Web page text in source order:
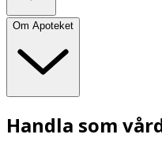
Om Apoteket
Handla som